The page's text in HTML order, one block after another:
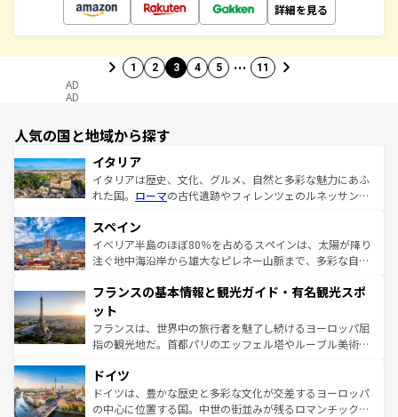
詳細を見る
1 2 3 4 5 … 11
AD
AD
人気の国と地域から探す
イタリア
イタリアは歴史、文化、グルメ、自然と多彩な魅力にあふ
れた国。 ローマの古代遺跡やフィレンツェのルネッサンス
ろん、トスカーナの美しい田園風景やアマルフィ海岸の絶
景など、自然景観も見逃せない。観光の合間には、本場の
ピザやパスタなど、絶品のイタリア料理を堪能することも
ませてくれるイタリアで、忘れられない旅をしてみよう！
なお、新着のイタリア情報は
しい。
スペイン
イベリア半島のほぼ80％を占めるスペインは、太陽が降り
注ぐ地中海沿岸から雄大なピレネー山脈まで、多彩な自然
文化が根付くこの国では、情熱的なフラメンコ、熱気あふ
れる闘牛、そして美味しいタパスが生活の一部となってい
る。首都マドリードの洗練された雰囲気や、バルセロナの
アートに溢れた街角から、地方では古代ローマ遺跡や中世
せる。地方によって風土や気候が異なるスペインはその個
性で訪れる人を魅了する。 なお、新着のスペイン情報は コ
ンテンツ一覧を参照してほしい。
フランスの基本情報と観光ガイド・有名観光スポ
ット
フランスは、世界中の旅行者を魅了し続けるヨーロッパ屈
指の観光地だ。首都パリのエッフェル塔やルーブル美術館
で、幅広い魅力が詰まっている。華麗な宮殿、歴史的な大
聖堂、美しいビーチ、そして豊かな自然が、訪れる者を心
から魅了する。また、フランスは美食の国としても知ら
ドイツ
ドイツは、豊かな歴史と多彩な文化が交差するヨーロッパ
の中心に位置する国。中世の街並みが残るロマンチック街